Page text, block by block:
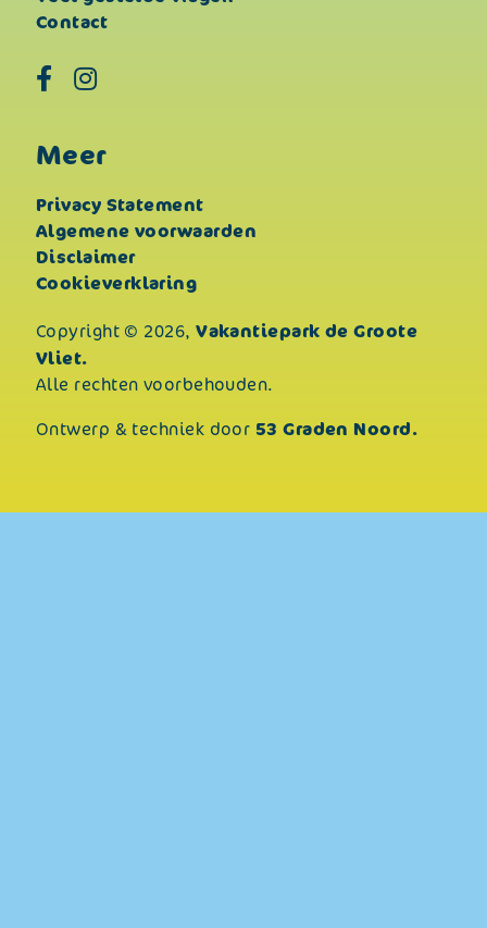
Contact
Meer
Privacy Statement
Algemene voorwaarden
Disclaimer
Cookieverklaring
Copyright © 2026,Vakantiepark de Groote
Vliet.
Alle rechten voorbehouden.
Ontwerp & techniek door 53 Graden Noord.